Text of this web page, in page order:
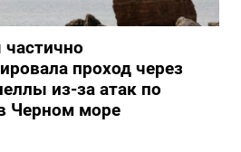
частично
проход через
из-за атак по
Черном море